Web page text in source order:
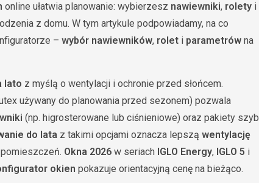
online ułatwia planowanie: wybierzesz nawiewniki, rolety i
z domu. W tym artykule podpowiadamy, na co
– wybór nawiewników, rolet i parametrów na
lato z myślą o wentylacji i ochronie przed słońcem.
używany do planowania przed sezonem) pozwala
(np. higrosterowane lub ciśnieniowe) oraz pakiety szyb
do lata z takimi opcjami oznacza lepszą wentylację
Okna 2026 w seriach IGLO Energy, IGLO 5 i
okien pokazuje orientacyjną cenę na bieżąco.